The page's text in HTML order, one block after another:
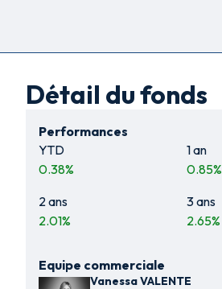
Détail du fonds
Performances
YTD
0.38%
1 an
0.85%
2 ans
2.01%
3 ans
2.65%
Equipe commerciale
Vanessa VALENTE